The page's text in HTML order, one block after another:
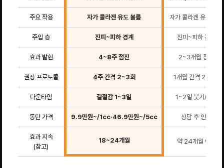
주요 작용 자가 콜라겐 유도 볼륨 자가 콜라겐 유도 볼륨
주입 층 진피~피하 경계 진피~피하 경계
효과 발현 4~8주 점진 2~3개월 점진
권장 프로토콜 4주 간격 2~3회 1개월 간격 2~3회
다운타임 결절감 1~3일 1~2일 붓기/홍조
동탄 가격 9.9만원~/1cc·46.9만원~/5cc 상담 후 안내
효과 지속
(참고)
18~24개월 약 24개월 이상